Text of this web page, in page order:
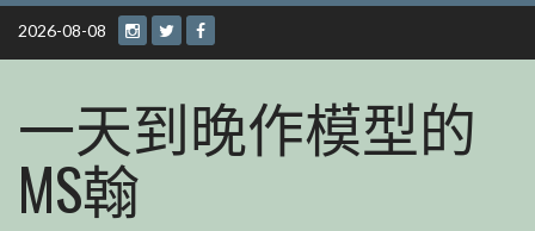
Skip
content
2026-08-08
一天到晚作模型的
MS翰